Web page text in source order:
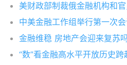
美财政部制裁俄金融机构和官
中美金融工作组举行第一次
金融维稳 房地产会迎来复苏
“数”看金融高水平开放历史跨